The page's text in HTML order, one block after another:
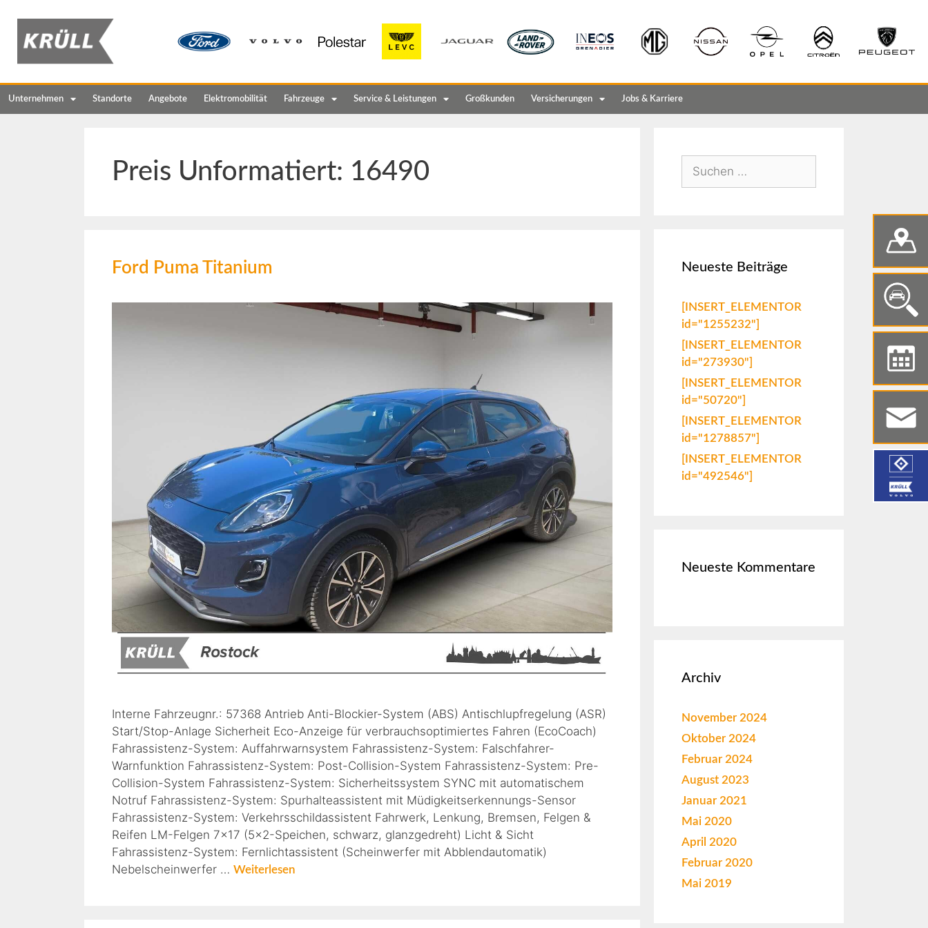
Unternehmen Standorte Angebote Elektromobilität Fahrzeuge Service & Leistungen Großkunden Versicherungen Jobs & Karriere
Preis Unformatiert: 16490
Ford Puma Titanium
Interne Fahrzeugnr.: 57368 Antrieb Anti-Blockier-System (ABS) Antischlupfregelung (ASR)
Start/Stop-Anlage Sicherheit Eco-Anzeige für verbrauchsoptimiertes Fahren (EcoCoach)
Fahrassistenz-System: Auffahrwarnsystem Fahrassistenz-System: Falschfahrer-
Warnfunktion Fahrassistenz-System: Post-Collision-System Fahrassistenz-System: Pre-
Collision-System Fahrassistenz-System: Sicherheitssystem SYNC mit automatischem
Notruf Fahrassistenz-System: Spurhalteassistent mit Müdigkeitserkennungs-Sensor
Fahrassistenz-System: Verkehrsschildassistent Fahrwerk, Lenkung, Bremsen, Felgen &
Reifen LM-Felgen 7×17 (5×2-Speichen, schwarz, glanzgedreht) Licht & Sicht
Fahrassistenz-System: Fernlichtassistent (Scheinwerfer mit Abblendautomatik)
Nebelscheinwerfer … Weiterlesen
Neueste Beiträge
[INSERT_ELEMENTOR
id="1255232"]
[INSERT_ELEMENTOR
id="273930"]
[INSERT_ELEMENTOR
id="50720"]
[INSERT_ELEMENTOR
id="1278857"]
[INSERT_ELEMENTOR
id="492546"]
Neueste Kommentare
Archiv
November 2024
Oktober 2024
Februar 2024
August 2023
Januar 2021
Mai 2020
April 2020
Februar 2020
Mai 2019